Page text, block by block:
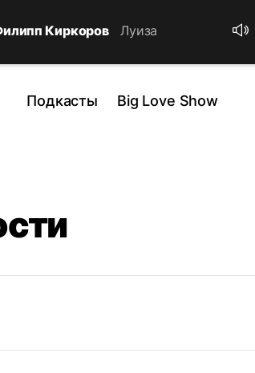
Киркоров Луиза
Подкасты Big Love Show